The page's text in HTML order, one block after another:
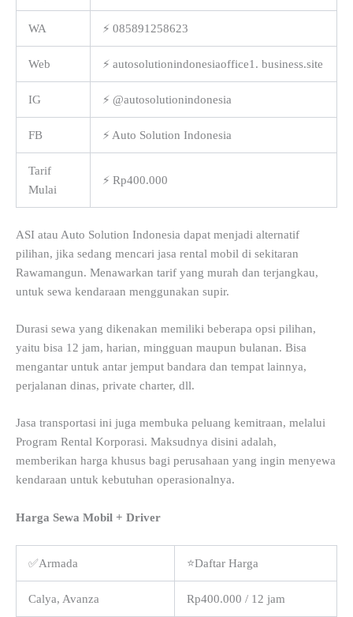
WA ⚡ 085891258623
Web ⚡ autosolutionindonesiaoffice1. business.site
IG ⚡ @autosolutionindonesia
FB ⚡ Auto Solution Indonesia
Tarif
Mulai
⚡ Rp400.000
ASI atau Auto Solution Indonesia dapat menjadi alternatif
pilihan, jika sedang mencari jasa rental mobil di sekitaran
Rawamangun. Menawarkan tarif yang murah dan terjangkau,
untuk sewa kendaraan menggunakan supir.
Durasi sewa yang dikenakan memiliki beberapa opsi pilihan,
yaitu bisa 12 jam, harian, mingguan maupun bulanan. Bisa
mengantar untuk antar jemput bandara dan tempat lainnya,
perjalanan dinas, private charter, dll.
Jasa transportasi ini juga membuka peluang kemitraan, melalui
Program Rental Korporasi. Maksudnya disini adalah,
memberikan harga khusus bagi perusahaan yang ingin menyewa
kendaraan untuk kebutuhan operasionalnya.
Harga Sewa Mobil + Driver
✅Armada ⭐Daftar Harga
Calya, Avanza Rp400.000 / 12 jam